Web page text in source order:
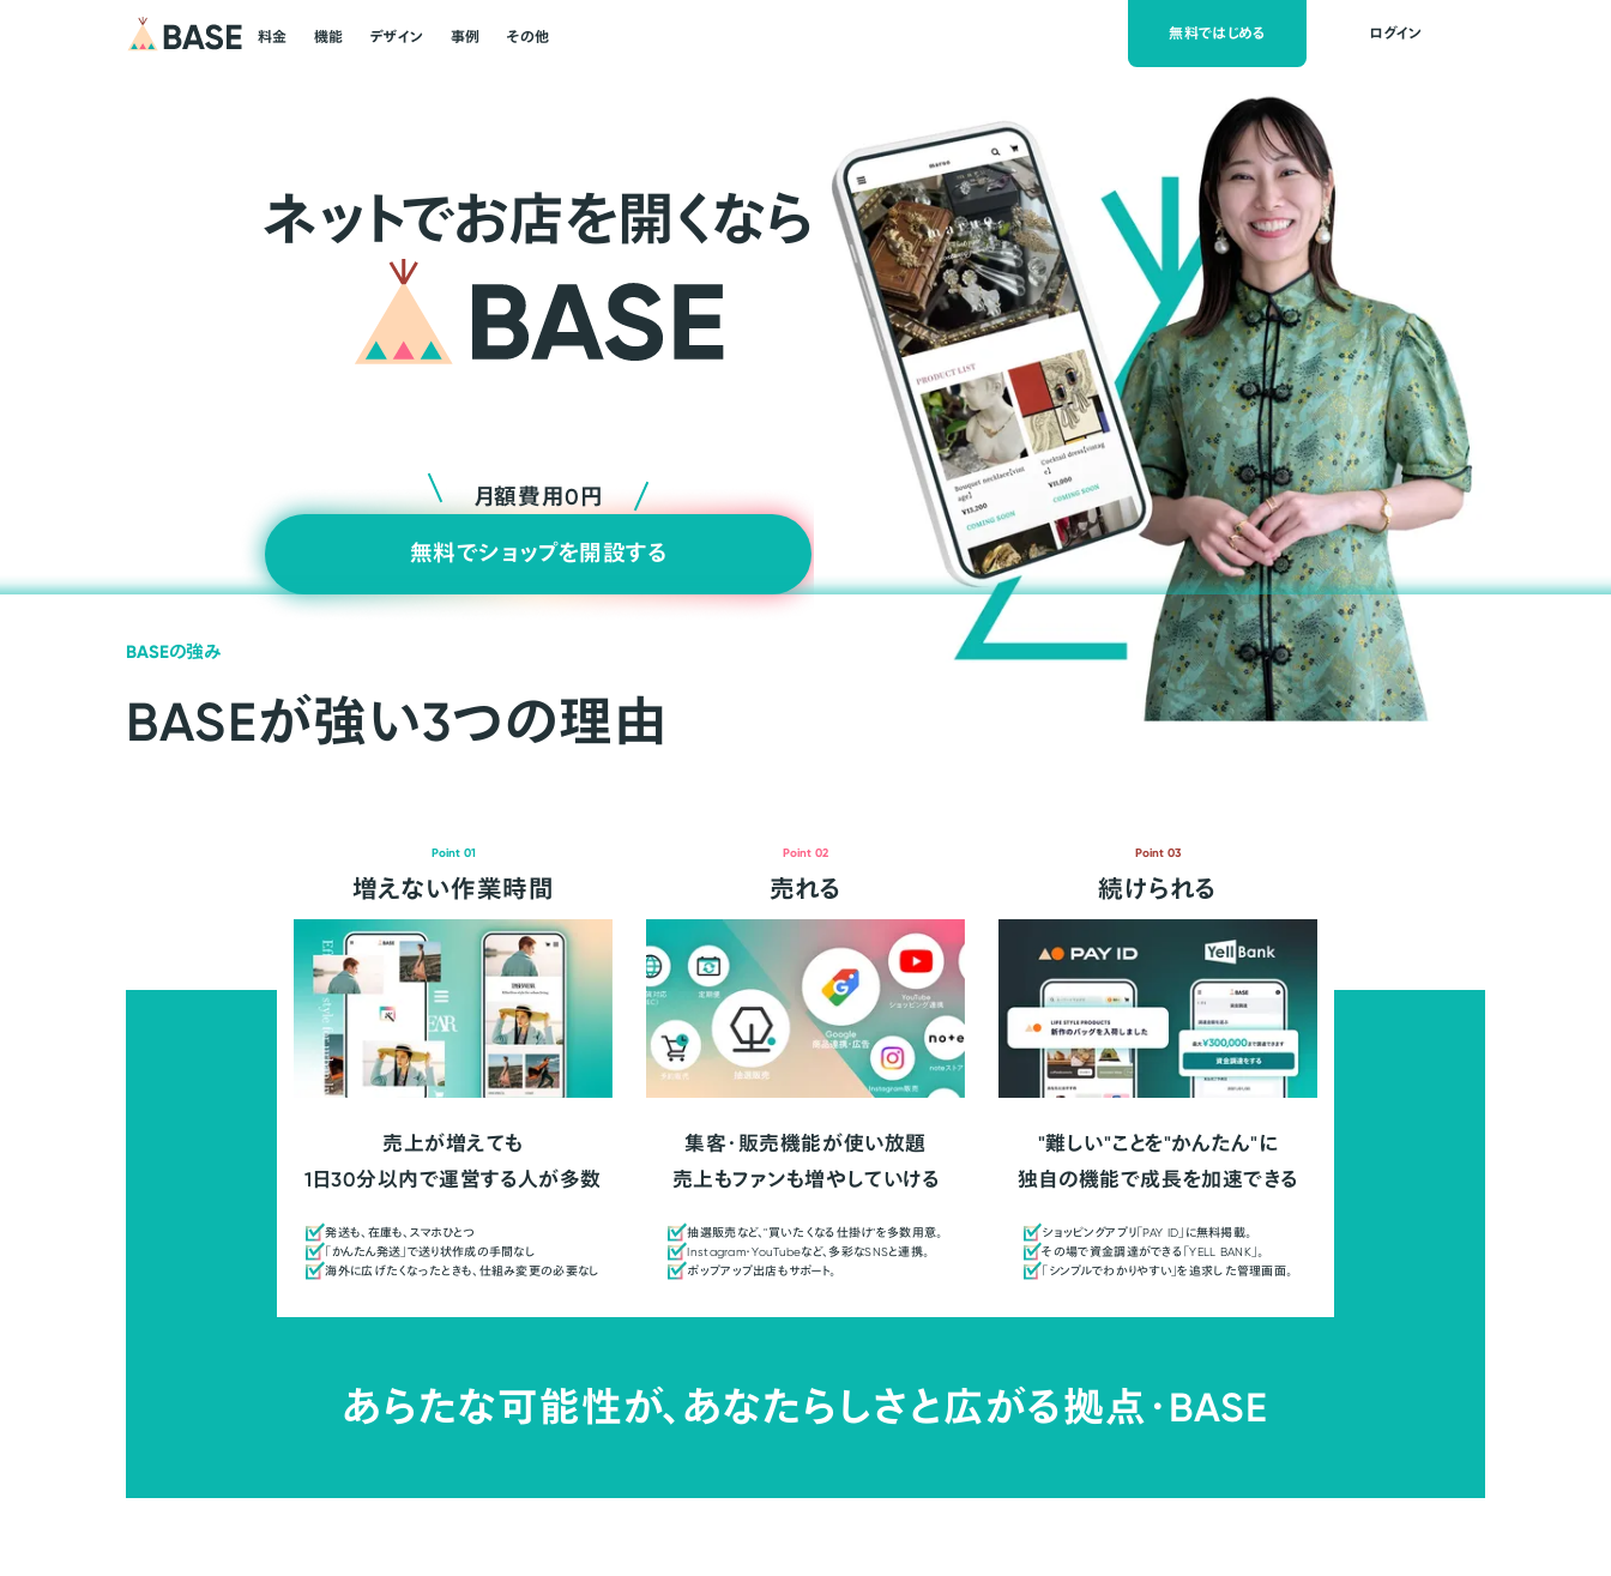
料金 機能 デザイン 事例 その他 無料ではじめる ログイン
ネッ トでお店を開くなら
月額費用0円
無料でショップを開設する
BASEの強み
BASEが強い3つの理由
Point 01
増えない作業時間
売上が増えても
1日30分以内で運営する人が多数
発送も、在庫も、スマホひとつ
「かんたん発送」で送り状作成の手間なし
海外に広げたくなったときも、仕組み変更の必要なし
Point 02
売れる
集客・販売機能が使い放題
売上もファンも増やしていける
抽選販売など、"買いたくなる仕掛け"を多数用意。
Instagram・YouTubeなど、多彩なSNSと連携。
ポップアップ出店もサポート。
Point 03
続けられる
"難しい"ことを"かんたん"に
独自の機能で成長を加速できる
ショッピングアプリ「PAY ID」に無料掲載。
その場で資金調達ができる「YELL BANK」。
「シンプルでわかりやすい」を追求した管理画面。
あらたな可能性が、あなたらしさと広がる拠点・BASE